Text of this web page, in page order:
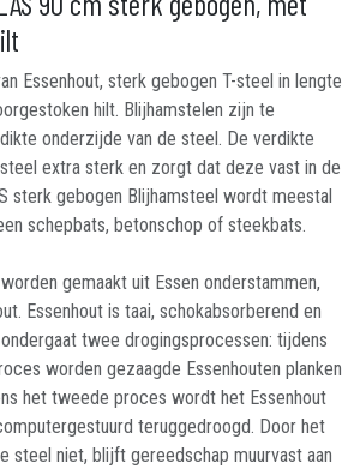
Essenhout, sterk gebogen T-steel in lengte
hilt. Blijhamstelen zijn te
onderzijde van de steel. De verdikte
extra sterk en zorgt dat deze vast in de
sterk gebogen Blijhamsteel wordt meestal
schepbats, betonschop of steekbats.
gemaakt uit Essen onderstammen,
Essenhout is taai, schokabsorberend en
twee drogingsprocessen: tijdens
worden gezaagde Essenhouten planken
het tweede proces wordt het Essenhout
teruggedroogd. Door het
steel niet, blijft gereedschap muurvast aan